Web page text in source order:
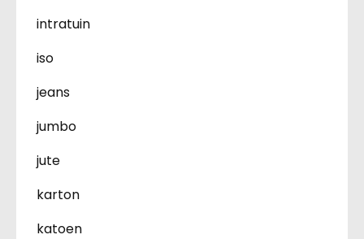
intratuin
iso
jeans
jumbo
jute
karton
katoen